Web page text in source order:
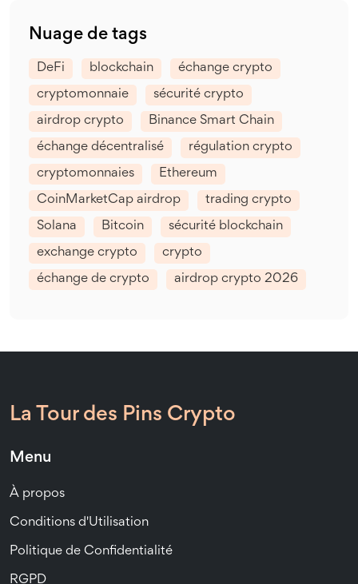
Nuage de tags
DeFi blockchain échange crypto
cryptomonnaie sécurité crypto
airdrop crypto Binance Smart Chain
échange décentralisé régulation crypto
cryptomonnaies Ethereum
CoinMarketCap airdrop trading crypto
Solana Bitcoin sécurité blockchain
exchange crypto crypto
échange de crypto airdrop crypto 2026
La Tour des Pins Crypto
Menu
À propos
Conditions d'Utilisation
Politique de Confidentialité
RGPD